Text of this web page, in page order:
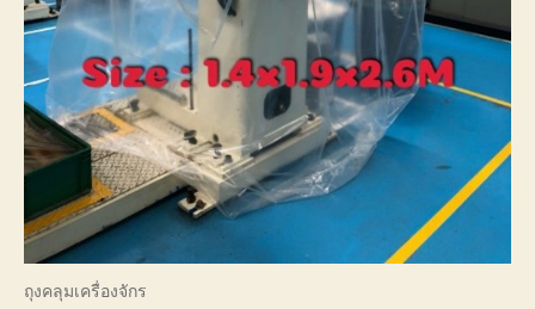
ถุงคลุมเครื่องจักร